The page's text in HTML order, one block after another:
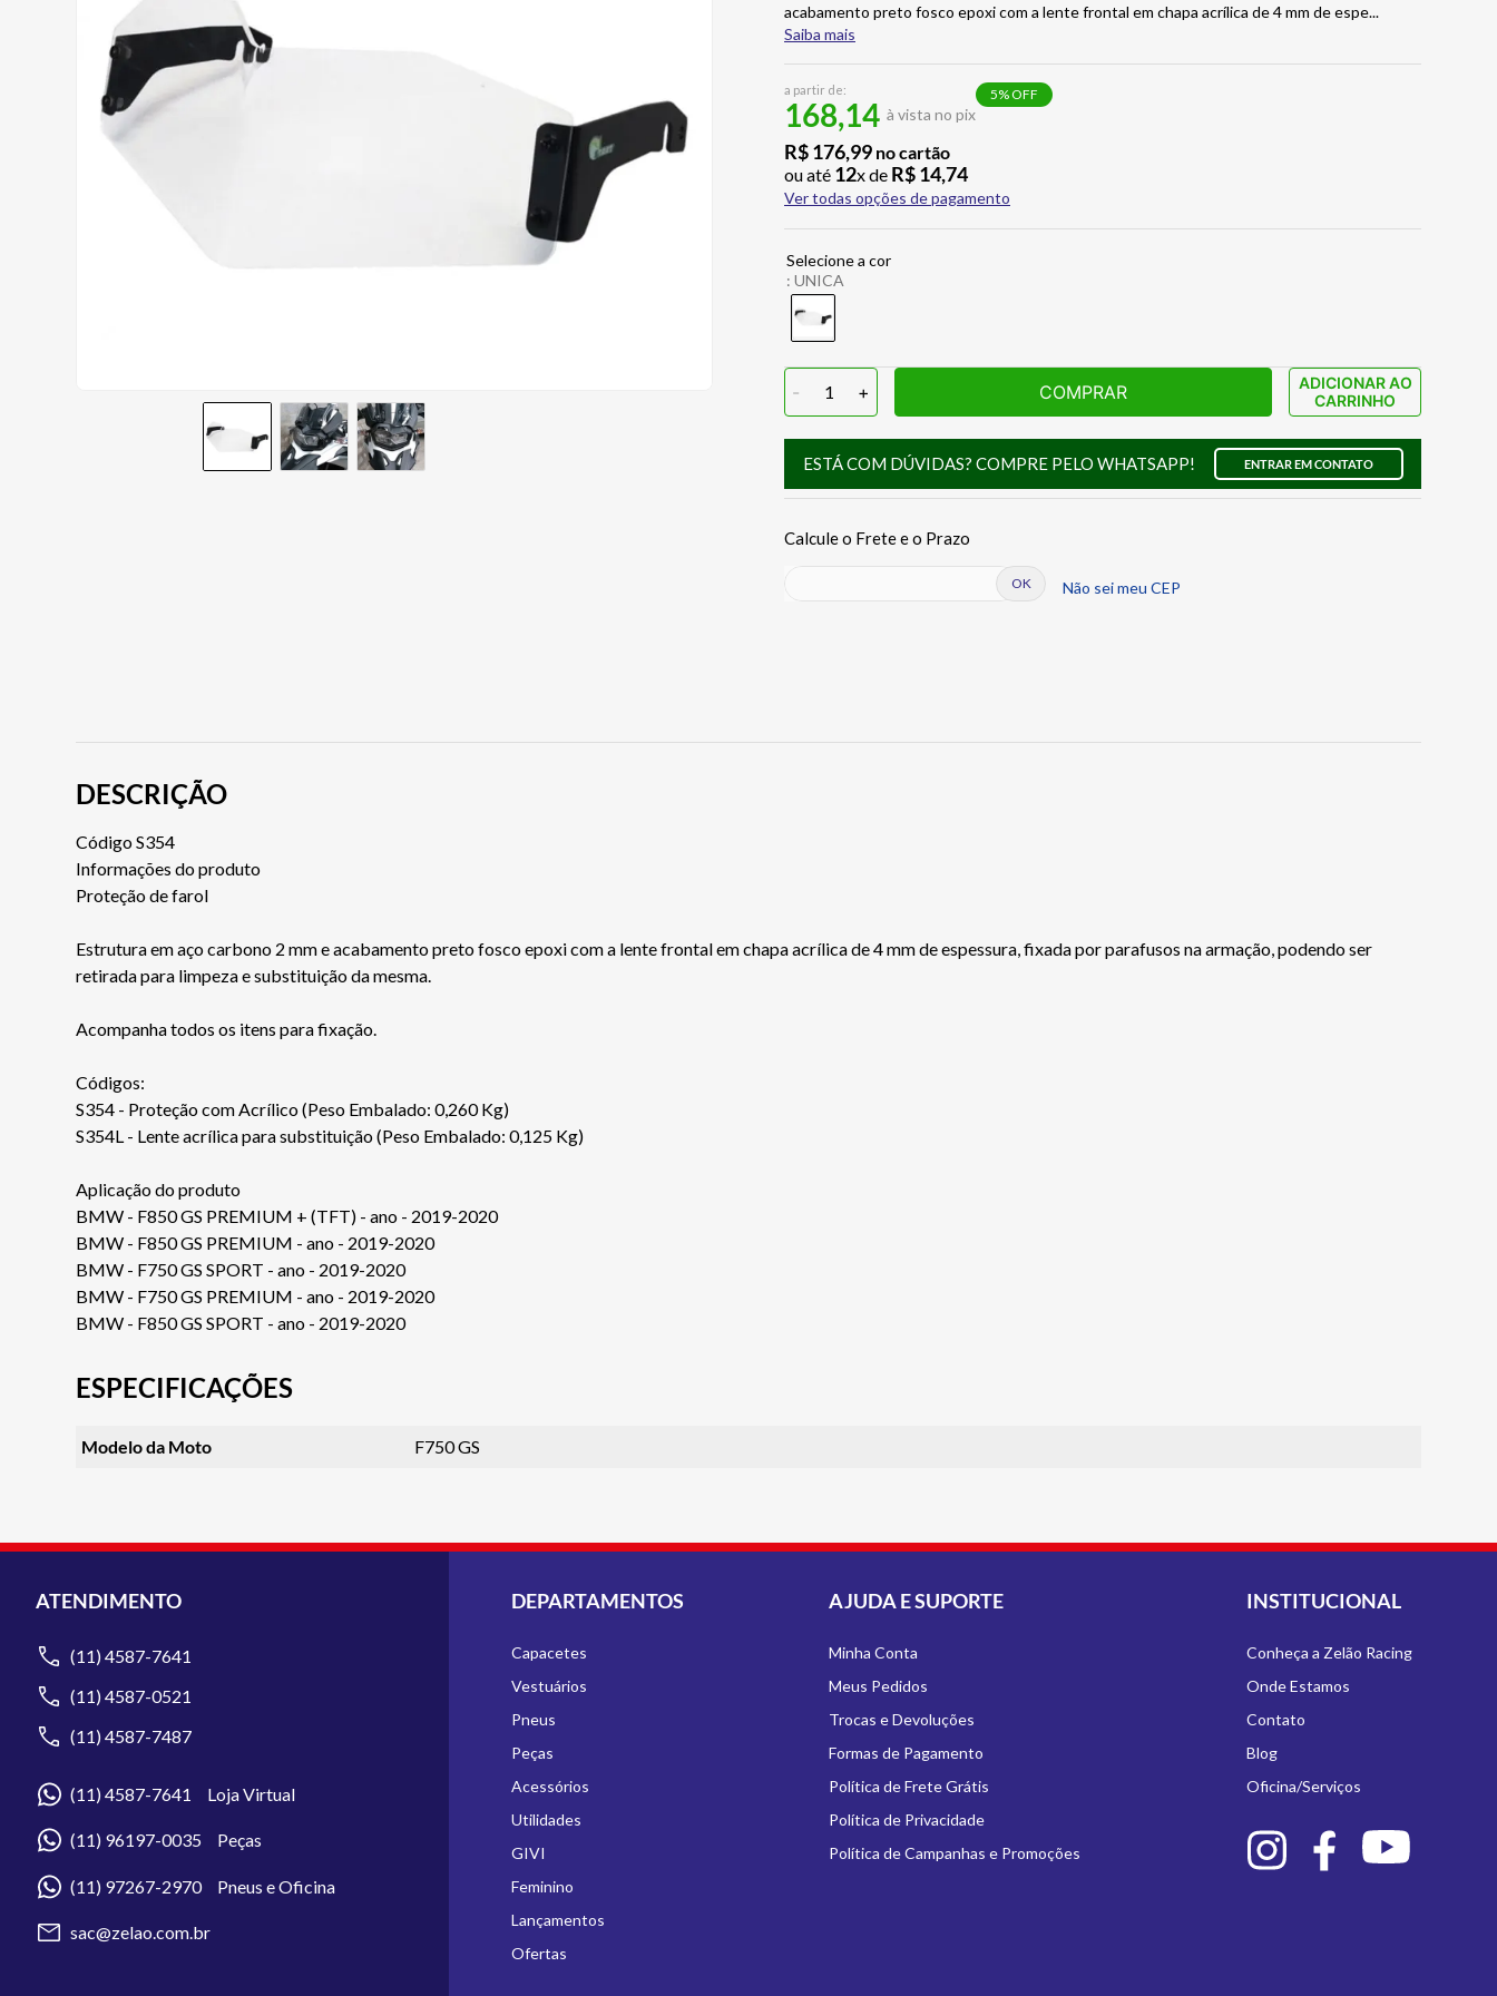
acabamento preto fosco epoxi com a lente frontal em chapa acrílica de 4 mm de espe...
Saiba mais
a partir de:
168,14 à vista no pix
5% OFF
R$176,99 no cartão
ou até 12x de R$14,74
Ver todas opções de pagamento
: UNICA
- 1 + COMPRAR
ADICIONAR AO
CARRINHO
ESTÁ COM DÚVIDAS? COMPRE PELO WHATSAPP! ENTRAR EM CONTATO
Não sei meu CEP
DESCRIÇÃO
Código S354
Informações do produto
Proteção de farol
Estrutura em aço carbono 2 mm e acabamento preto fosco epoxi com a lente frontal em chapa acrílica de 4 mm de espessura, fixada por parafusos na armação, podendo ser
retirada para limpeza e substituição da mesma.
Acompanha todos os itens para fixação.
Códigos:
S354 - Proteção com Acrílico (Peso Embalado: 0,260 Kg)
S354L - Lente acrílica para substituição (Peso Embalado: 0,125 Kg)
Aplicação do produto
BMW - F850 GS PREMIUM + (TFT) - ano - 2019-2020
BMW - F850 GS PREMIUM - ano - 2019-2020
BMW - F750 GS SPORT - ano - 2019-2020
BMW - F750 GS PREMIUM - ano - 2019-2020
BMW - F850 GS SPORT - ano - 2019-2020
ESPECIFICAÇÕES
Modelo da Moto F750 GS
ATENDIMENTO
(11) 4587-7641
(11) 4587-0521
(11) 4587-7487
(11) 4587-7641 Loja Virtual
(11) 96197-0035 Peças
(11) 97267-2970 Pneus e Oficina
sac@zelao.com.br
DEPARTAMENTOS
Capacetes
Vestuários
Pneus
Peças
Acessórios
Utilidades
GIVI
Feminino
Lançamentos
Ofertas
AJUDA E SUPORTE
Minha Conta
Meus Pedidos
Trocas e Devoluções
Formas de Pagamento
Política de Frete Grátis
Política de Privacidade
Política de Campanhas e Promoções
INSTITUCIONAL
Conheça a Zelão Racing
Onde Estamos
Contato
Blog
Oficina/Serviços
AIROH
10º BOTAS